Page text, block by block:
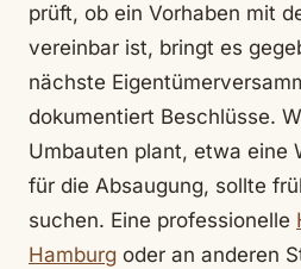
prüft, ob ein Vorhaben mit
vereinbar ist, bringt es
nächste
dokumentiert Beschlüsse.
Umbauten plant, etwa eine
für die Absaugung, sollte
suchen. Eine professionelle
Hamburg oder an anderen